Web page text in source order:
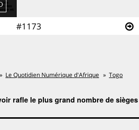
#1173
Le Quotidien Numérique d'Afrique Togo
rafle le plus grand nombre de sièges